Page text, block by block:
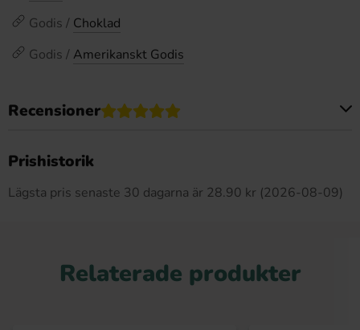
Godis / Choklad
Godis / Amerikanskt Godis
Recensioner
Prishistorik
Lägsta pris senaste 30 dagarna är 28.90 kr (2026-08-09)
Relaterade produkter